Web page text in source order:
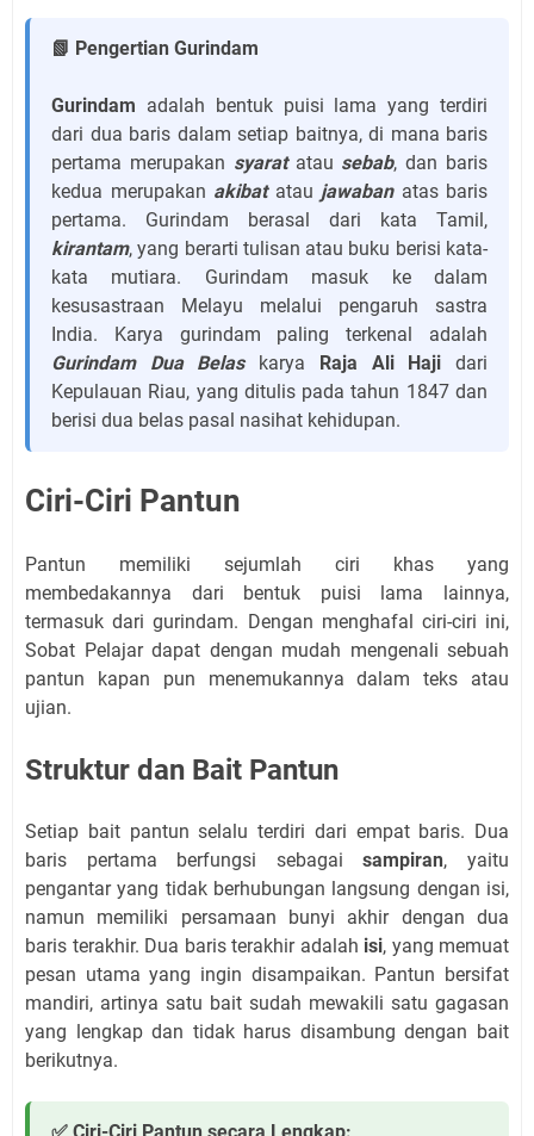
📗 Pengertian Gurindam
Gurindam adalah bentuk puisi lama yang terdiri
dari dua baris dalam setiap baitnya, di mana baris
pertama merupakan syaratatau sebab, dan baris
kedua merupakan akibatatau jawabanatas baris
pertama. Gurindam berasal dari kata Tamil,
kirantam, yang berarti tulisan atau buku berisi kata-
kata mutiara. Gurindam masuk ke dalam
kesusastraan Melayu melalui pengaruh sastra
India. Karya gurindam paling terkenal adalah
Gurindam Dua Belaskarya Raja Ali Haji dari
Kepulauan Riau, yang ditulis pada tahun 1847 dan
berisi dua belas pasal nasihat kehidupan.
Ciri-Ciri Pantun
Pantun memiliki sejumlah ciri khas yang
membedakannya dari bentuk puisi lama lainnya,
termasuk dari gurindam. Dengan menghafal ciri-ciri ini,
Sobat Pelajar dapat dengan mudah mengenali sebuah
pantun kapan pun menemukannya dalam teks atau
ujian.
Struktur dan Bait Pantun
Setiap bait pantun selalu terdiri dari empat baris. Dua
baris pertama berfungsi sebagaisampiran, yaitu
pengantar yang tidak berhubungan langsung dengan isi,
namun memiliki persamaan bunyi akhir dengan dua
baris terakhir. Dua baris terakhir adalah isi, yang memuat
pesan utama yang ingin disampaikan. Pantun bersifat
mandiri, artinya satu bait sudah mewakili satu gagasan
yang lengkap dan tidak harus disambung dengan bait
berikutnya.
✅ Ciri-Ciri Pantun secara Lengkap: